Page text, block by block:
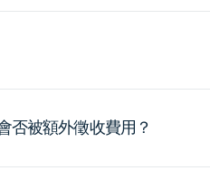
否被額外徵收費用？